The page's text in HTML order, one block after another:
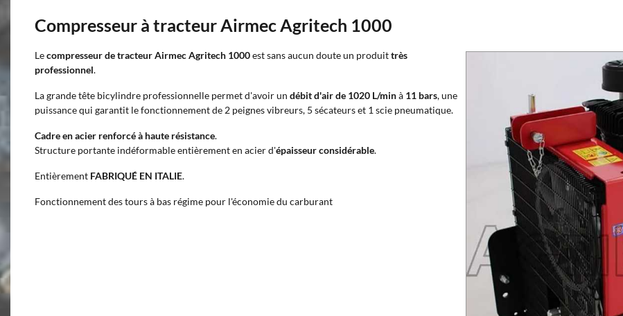
Compresseur à tracteur Airmec Agritech 1000
Lecompresseur de tracteur Airmec Agritech 1000est sans aucun doute un produittrès
professionnel.
La grande tête bicylindre professionnelle permet d'avoir un débit d'air de 1020 L/minà 11 bars, une
puissance qui garantit le fonctionnement de 2 peignes vibreurs, 5 sécateurs et 1 scie pneumatique.
Cadre en acier renforcé à haute résistance.
Structure portante indéformable entièrement en acier d'épaisseur considérable.
Entièrement FABRIQUÉ EN ITALIE.
Fonctionnement des tours à bas régime pour l'économie du carburant